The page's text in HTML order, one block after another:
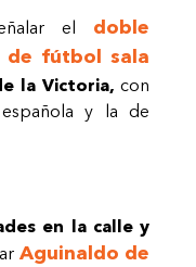
el doble
fútbol sala
la Victoria, con
y la de
en la calle y
Aguinaldo de